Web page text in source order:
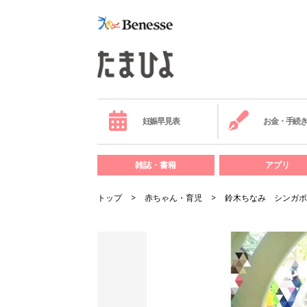
妊娠早見表 お金・手続き
雑誌・書籍 アプリ
トップ 赤ちゃん・育児 鈴木ちなみ シンガポ